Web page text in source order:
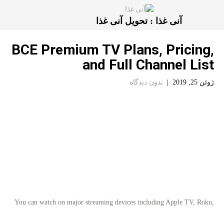
آنی غذا : تحویل آنی غذا
BCE Premium TV Plans, Pricing,
and Full Channel List
ژوئن 25, 2019 | بدون دیدگاه
You can watch on major streaming devices including Apple TV, Roku,